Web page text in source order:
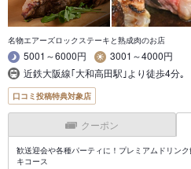
名物エアーズロックステーキと熟成肉のお店
5001～6000円
3001～4000円
近鉄大阪線｢大和高田駅｣より徒歩4分｡
口コミ投稿特典対象店
クーポン
歓送迎会や各種パーティに！プレミアムドリン
キコース